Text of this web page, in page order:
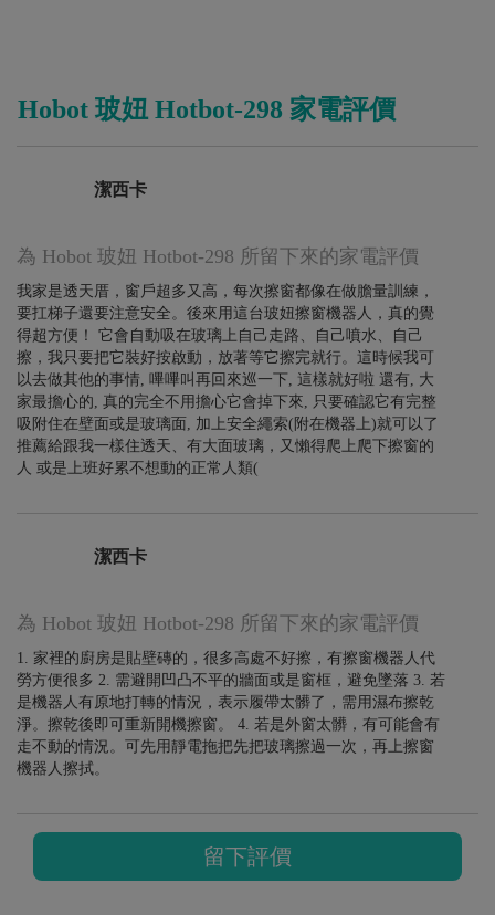
Hobot 玻妞 Hotbot-298 家電評價
潔西卡
為 Hobot 玻妞 Hotbot-298 所留下來的家電評價
我家是透天厝，窗戶超多又高，每次擦窗都像在做膽量訓練，
要扛梯子還要注意安全。後來用這台玻妞擦窗機器人，真的覺
得超方便！ 它會自動吸在玻璃上自己走路、自己噴水、自己
擦，我只要把它裝好按啟動，放著等它擦完就行。這時候我可
以去做其他的事情, 嗶嗶叫再回來巡一下, 這樣就好啦 還有, 大
家最擔心的, 真的完全不用擔心它會掉下來, 只要確認它有完整
吸附住在壁面或是玻璃面, 加上安全繩索(附在機器上)就可以了
推薦給跟我一樣住透天、有大面玻璃，又懶得爬上爬下擦窗的
人 或是上班好累不想動的正常人類(
潔西卡
為 Hobot 玻妞 Hotbot-298 所留下來的家電評價
1. 家裡的廚房是貼壁磚的，很多高處不好擦，有擦窗機器人代
勞方便很多 2. 需避開凹凸不平的牆面或是窗框，避免墜落 3. 若
是機器人有原地打轉的情況，表示履帶太髒了，需用濕布擦乾
淨。擦乾後即可重新開機擦窗。 4. 若是外窗太髒，有可能會有
走不動的情況。可先用靜電拖把先把玻璃擦過一次，再上擦窗
機器人擦拭。
留下評價